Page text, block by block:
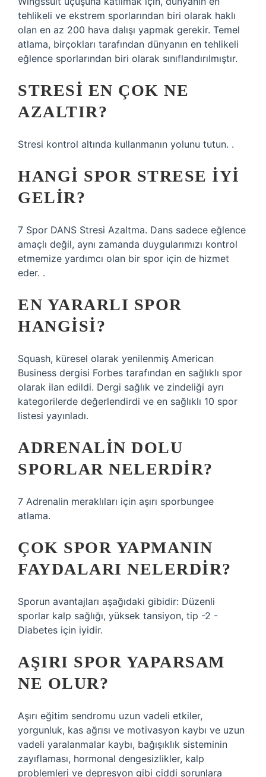
tehlikeli ve ekstrem sporlarından biri olarak haklı
olan en az 200 hava dalışı yapmak gerekir. Temel
atlama, birçokları tarafından dünyanın en tehlikeli
eğlence sporlarından biri olarak sınıflandırılmıştır.
STRESI EN ÇOK NE
AZALTIR?
Stresi kontrol altında kullanmanın yolunu tutun. .
HANGI SPOR STRESE IYI
GELIR?
7 Spor DANS Stresi Azaltma. Dans sadece eğlence
amaçlı değil, aynı zamanda duygularımızı kontrol
etmemize yardımcı olan bir spor için de hizmet
eder. .
EN YARARLI SPOR
HANGISI?
Squash, küresel olarak yenilenmiş American
Business dergisi Forbes tarafından en sağlıklı spor
olarak ilan edildi. Dergi sağlık ve zindeliği ayrı
kategorilerde değerlendirdi ve en sağlıklı 10 spor
listesi yayınladı.
ADRENALIN DOLU
SPORLAR NELERDIR?
7 Adrenalin meraklıları için aşırı sporbungee
atlama.
ÇOK SPOR YAPMANIN
FAYDALARI NELERDIR?
Sporun avantajları aşağıdaki gibidir: Düzenli
sporlar kalp sağlığı, yüksek tansiyon, tip -2 -
Diabetes için iyidir.
AŞIRI SPOR YAPARSAM
NE OLUR?
Aşırı eğitim sendromu uzun vadeli etkiler,
yorgunluk, kas ağrısı ve motivasyon kaybı ve uzun
vadeli yaralanmalar kaybı, bağışıklık sisteminin
zayıflaması, hormonal dengesizlikler, kalp
problemleri ve depresyon gibi ciddi sorunlara